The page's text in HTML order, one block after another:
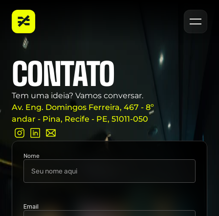
PORTFÓLIO
CONTATO
BLOG
CONTATO
Tem uma ideia? Vamos conversar.
Av. Eng. Domingos Ferreira, 467 - 8º
andar - Pina, Recife - PE, 51011-050
Nome
Email
VAMOS CRIAR
ALGO
JUNTOS?
Entrar em contato